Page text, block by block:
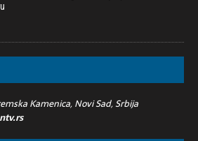
Kamenica, Novi Sad, Srbija